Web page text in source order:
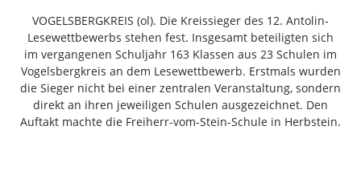
Antrifttal
Feldatal
Freiensteinau
Gemünden
Grebenau
Grebenhain
VOGELSBERGKREIS (ol). Die Kreissieger des 12. Antolin-
Lesewettbewerbs stehen fest. Insgesamt beteiligten sich
im vergangenen Schuljahr 163 Klassen aus 23 Schulen im
Vogelsbergkreis an dem Lesewettbewerb. Erstmals wurden
die Sieger nicht bei einer zentralen Veranstaltung, sondern
direkt an ihren jeweiligen Schulen ausgezeichnet. Den
Auftakt machte die Freiherr-vom-Stein-Schule in Herbstein.